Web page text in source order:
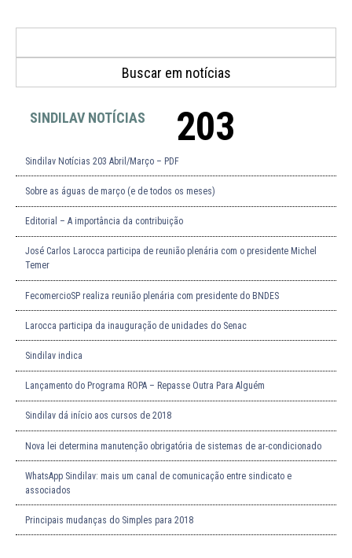
SINDILAV NOTÍCIAS 203
Sindilav Notícias 203 Abril/Março – PDF
Sobre as águas de março (e de todos os meses)
Editorial – A importância da contribuição
José Carlos Larocca participa de reunião plenária com o presidente Michel
Temer
FecomercioSP realiza reunião plenária com presidente do BNDES
Larocca participa da inauguração de unidades do Senac
Sindilav indica
Lançamento do Programa ROPA – Repasse Outra Para Alguém
Sindilav dá início aos cursos de 2018
Nova lei determina manutenção obrigatória de sistemas de ar-condicionado
WhatsApp Sindilav: mais um canal de comunicação entre sindicato e
associados
Principais mudanças do Simples para 2018